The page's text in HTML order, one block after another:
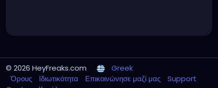
© 2026 HeyFreaks.com
Greek
Όρους
Ιδιωτικότητα Επικοινώνησε μαζί μας
Support